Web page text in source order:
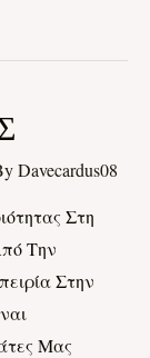
Davecardus08
Στη
Την
Στην
Μας